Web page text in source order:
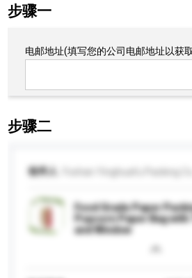
步骤一
电邮地址(填写您的公司电邮地址以获
步骤二
收件人
Food Grade Paper
Popcorn Paper Bag with
and Window